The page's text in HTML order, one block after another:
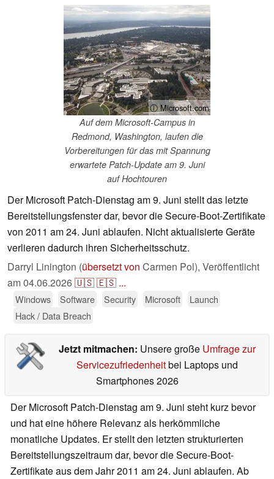
ⓘ Microsoft.com
Auf dem Microsoft-Campus in
Redmond, Washington, laufen die
Vorbereitungen für das mit Spannung
erwartete Patch-Update am 9. Juni
auf Hochtouren
Der Microsoft Patch-Dienstag am 9. Juni stellt das letzte
Bereitstellungsfenster dar, bevor die Secure-Boot-Zertifikate
von 2011 am 24. Juni ablaufen. Nicht aktualisierte Geräte
verlieren dadurch ihren Sicherheitsschutz.
Darryl Linington (übersetzt von Carmen Pol), Veröffentlicht
am04.06.2026🇺🇸🇪🇸 ...
Windows Software Security Microsoft
Launch
Hack / Data Breach
Jetzt mitmachen: Unsere große Umfrage zur
Servicezufriedenheitbei Laptops und
Smartphones 2026
Der Microsoft Patch-Dienstag am 9. Juni steht kurz bevor
und hat eine höhere Relevanz als herkömmliche
monatliche Updates. Er stellt den letzten strukturierten
Bereitstellungszeitraum dar, bevor die Secure-Boot-
Zertifikate aus dem Jahr 2011 am 24. Juni ablaufen. Ab